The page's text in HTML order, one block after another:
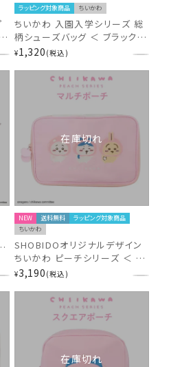
ラッピング対象商品 ちいかわ
ちいかわ 入園入学シリーズ 総
柄シューズバッグ ＜ ブラック
＞ CW43723
¥1,320 税込
在庫切れ
NEW 送料無料
ラッピング対象商品
ちいかわ
SHOBIDOオリジナルデザイン
ちいかわ ピーチシリーズ ＜ マ
ルチポーチ ＞ chiikawa
¥3,190 税込
在庫切れ